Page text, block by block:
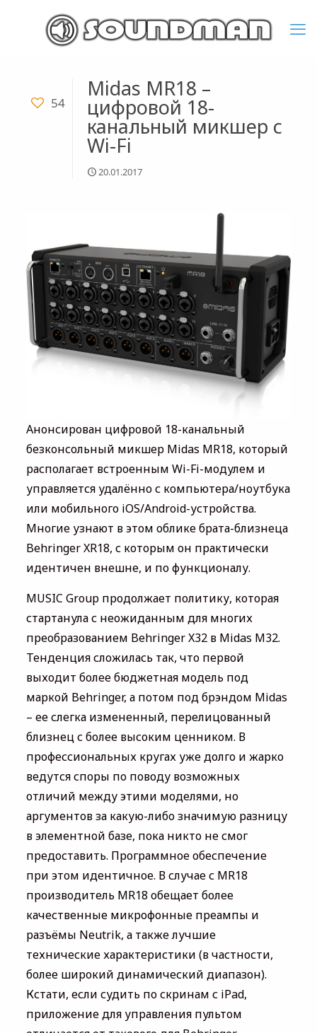
54
Midas MR18 –
цифровой 18-
канальный микшер с
Wi-Fi
20.01.2017
Анонсирован цифровой 18-канальный
безконсольный микшер Midas MR18, который
располагает встроенным Wi-Fi-модулем и
управляется удалённо с компьютера/ноутбука
или мобильного iOS/Android-устройства.
Многие узнают в этом облике брата-близнеца
Behringer XR18, с которым он практически
идентичен внешне, и по функционалу.
MUSIC Group продолжает политику, которая
стартанула с неожиданным для многих
преобразованием Behringer X32 в Midas M32.
Тенденция сложилась так, что первой
выходит более бюджетная модель под
маркой Behringer, а потом под брэндом Midas
– ее слегка измененный, перелицованный
близнец с более высоким ценником. В
профессиональных кругах уже долго и жарко
ведутся споры по поводу возможных
отличий между этими моделями, но
аргументов за какую-либо значимую разницу
в элементной базе, пока никто не смог
предоставить. Программное обеспечение
при этом идентичное. В случае с MR18
производитель MR18 обещает более
качественные микрофонные преампы и
разъёмы Neutrik, а также лучшие
технические характеристики (в частности,
более широкий динамический диапазон).
Кстати, если судить по скринам с iPad,
приложение для управления пультом